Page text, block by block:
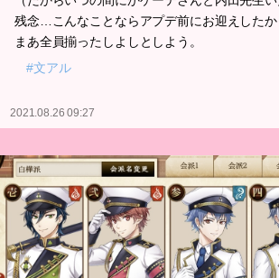
残念…こんなことならアプデ前にお迎えしたか
まあ全員揃ったしよしとしよう。
#文アル
2021.08.26 09:27